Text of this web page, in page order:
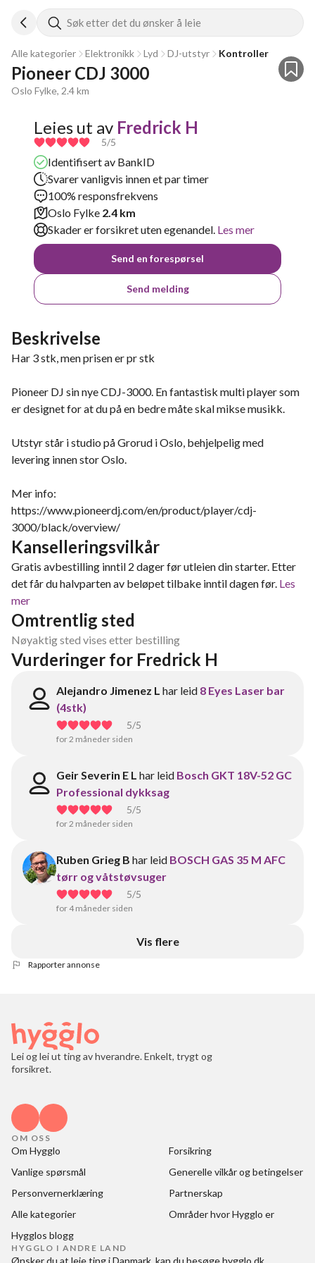
Søk etter det du ønsker å leie
Alle kategorier Elektronikk Lyd DJ-utstyr Kontroller
Pioneer CDJ 3000
Oslo Fylke, 2.4 km
Leies ut av Fredrick H
5/5
Identifisert av BankID
Svarer vanligvis innen et par timer
100% responsfrekvens
Oslo Fylke 2.4 km
Skader er forsikret uten egenandel. Les mer
Send en forespørsel
Send melding
Beskrivelse
Har 3 stk, men prisen er pr stk
Pioneer DJ sin nye CDJ-3000. En fantastisk multi player som
er designet for at du på en bedre måte skal mikse musikk.
Utstyr står i studio på Grorud i Oslo, behjelpelig med
levering innen stor Oslo.
Mer info:
https://www.pioneerdj.com/en/product/player/cdj-
3000/black/overview/
Kanselleringsvilkår
Gratis avbestilling inntil 2 dager før utleien din starter. Etter
det får du halvparten av beløpet tilbake inntil dagen før. Les
mer
Omtrentlig sted
Nøyaktig sted vises etter bestilling
Vurderinger for Fredrick H
Alejandro Jimenez L har leid 8 Eyes Laser bar
(4stk)
5/5
for 2 måneder siden
Geir Severin E L har leid Bosch GKT 18V-52 GC
Professional dykksag
5/5
for 2 måneder siden
Ruben Grieg B har leid BOSCH GAS 35 M AFC
tørr og våtstøvsuger
5/5
for 4 måneder siden
Vis flere
Rapporter annonse
Lei og lei ut ting av hverandre. Enkelt, trygt og
forsikret.
OM OSS
Om Hygglo
Forsikring
Vanlige spørsmål
Generelle vilkår og betingelser
Personvernerklæring
Partnerskap
Alle kategorier
Områder hvor Hygglo er
Hygglos blogg
HYGGLO I ANDRE LAND
Ønsker du at leje ting i Danmark , kan du besøgehygglo.dk